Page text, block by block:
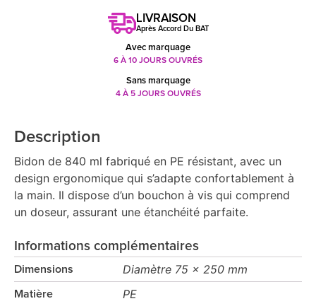
LIVRAISON
Après Accord Du BAT
Avec marquage
6 À 10 JOURS OUVRÉS
Sans marquage
4 À 5 JOURS OUVRÉS
Description
Bidon de 840 ml fabriqué en PE résistant, avec un
design ergonomique qui s’adapte confortablement à
la main. Il dispose d’un bouchon à vis qui comprend
un doseur, assurant une étanchéité parfaite.
Informations complémentaires
Dimensions Diamètre 75 x 250 mm
Matière PE